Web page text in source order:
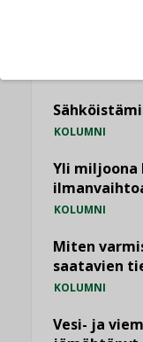
KOLUMNI
Yli
KOLUMNI
Miten
saatavien
KOLUMNI
Vesi- ja